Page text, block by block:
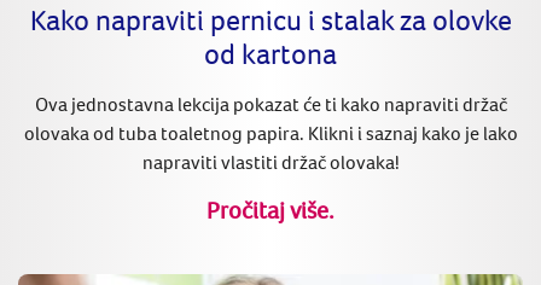
Kako napraviti pernicu i stalak za olovke
od kartona
Ova jednostavna lekcija pokazat će ti kako napraviti držač
olovaka od tuba toaletnog papira. Klikni i saznaj kako je lako
napraviti vlastiti držač olovaka!
Pročitaj više.